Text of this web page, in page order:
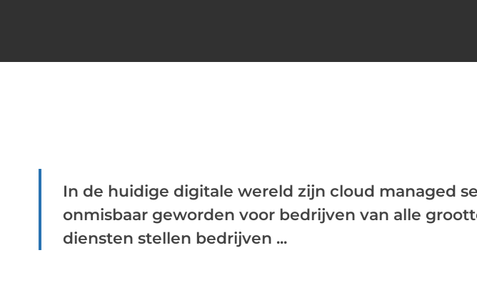
In de huidige digitale wereld zijn cloud managed
onmisbaar geworden voor bedrijven van alle
diensten stellen bedrijven ...